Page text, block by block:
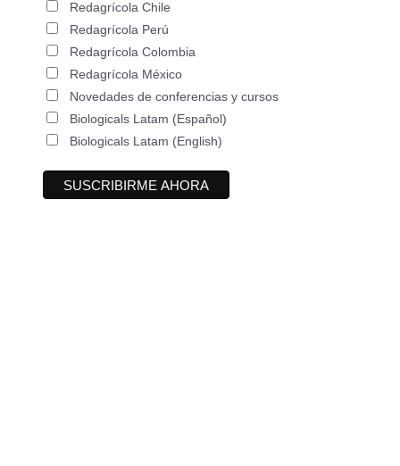
Redagrícola Chile
Redagrícola Perú
Redagrícola Colombia
Redagrícola México
Novedades de conferencias y cursos
Biologicals Latam (Español)
Biologicals Latam (English)